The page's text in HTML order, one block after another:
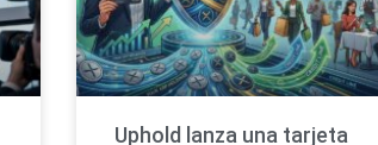
Uphold lanza una tarjeta